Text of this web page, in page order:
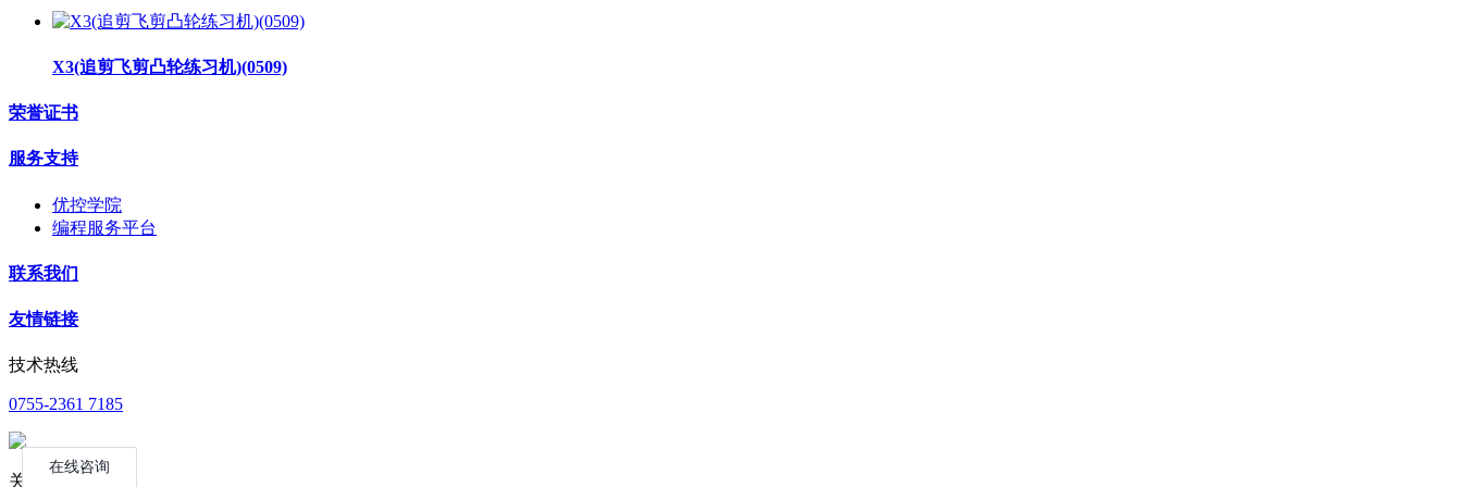
X3(追剪飞剪凸轮练习机)(0509)
荣誉证书
服务支持
优控学院
编程服务平台
联系我们
友情链接
技术热线
0755-2361 7185
关注公众号